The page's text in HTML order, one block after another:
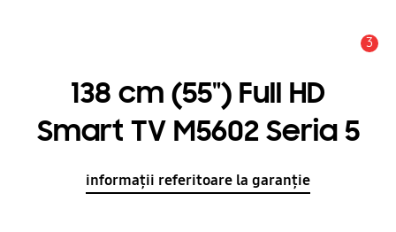
3
138 cm (55") Full HD
Smart TV M5602 Seria 5
informații referitoare la garanție